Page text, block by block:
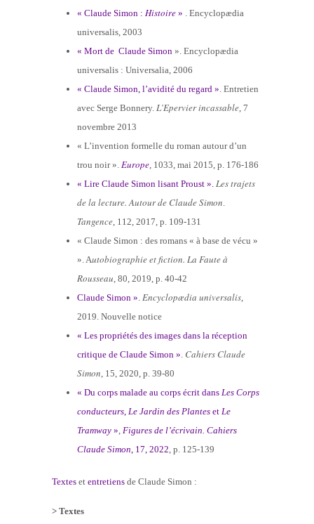
« Claude Simon : Histoire » . Encyclopædia
universalis, 2003
« Mort de Claude Simon ». Encyclopædia
universalis : Universalia, 2006
« Claude Simon, l’avidité du regard » . Entretien
avec Serge Bonnery. L’Epervier incassable , 7
novembre 2013
« L’invention formelle du roman autour d’un
trou noir ». Europe , 1033, mai 2015, p. 176-186
« Lire Claude Simon lisant Proust ». Les trajets
de la lecture.Autour de Claude Simon
Tangence , 112, 2017, p. 109-131
« Claude Simon : des romans « à base de vécu »
». Autobiographieet fiction. La Faute à
Rousseau , 80, 2019, p. 40-42
Claude Simon » Encyclopædia universalis
2019. Nouvelle notice
« Les propriétés des images dans la réception
critique de Claude Simon » Cahiers Claude
Simon , 15, 2020, p. 39-80
« Du corps malade au corps écrit dans Les Corps
conducteurs Le Jardin des Plantes et Le
Tramway » Figures de l’écrivain. Cahiers
Claude Simon , 17, 2022 , p. 125-139
Textes et entretiens de Claude Simon :
> Textes